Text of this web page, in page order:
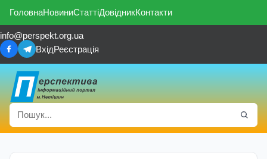
ГоловнаНовиниСтаттіДовідникКонтакти
info@perspekt.org.ua
ВхідРеєстрація